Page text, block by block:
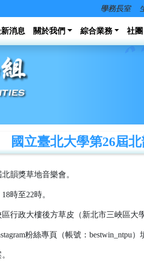
消息 關於我們 綜合業務 社團
國立臺北大學第26屆
韻獎草地音樂會。
時至22時。
行政大樓後方草皮（新北市三峽區大學
粉絲專頁（帳號：bestwin_ntpu